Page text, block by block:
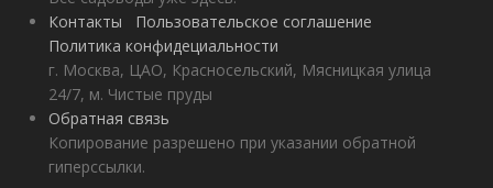
Контакты
Пользовательское соглашение
Политика конфидециальности
г. Москва, ЦАО, Красносельский, Мясницкая улица
24/7, м. Чистые пруды
Обратная связь
Копирование разрешено при указании обратной
гиперссылки.